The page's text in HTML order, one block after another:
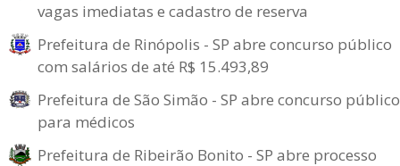
vagas imediatas e cadastro de reserva
Prefeitura de Rinópolis - SP abre concurso público
com salários de até R$ 15.493,89
Prefeitura de São Simão - SP abre concurso público
para médicos
Prefeitura de Ribeirão Bonito - SP abre processo